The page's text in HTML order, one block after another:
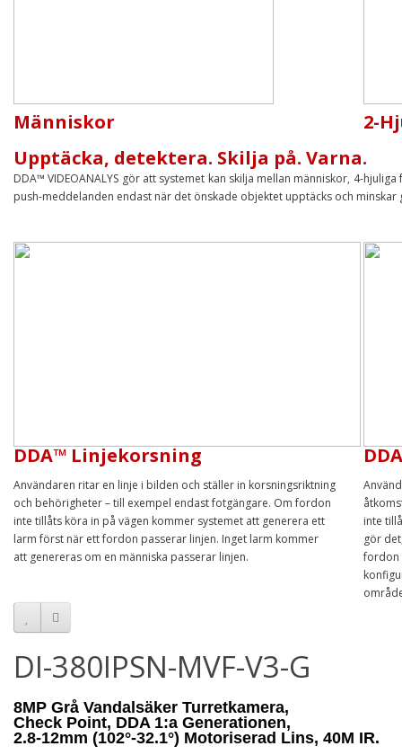
Människor
2-
Upptäcka, detektera. Skilja på. Varna.
DDA™ VIDEOANALYS gör att systemet kan skilja mellan människor, 4-
push-meddelanden endast när det önskade objektet upptäcks och
DDA™ Linjekorsning
Användaren ritar en linje i bilden och ställer in korsningsriktning
och behörigheter – till exempel endast fotgängare. Om fordon
inte tillåts köra in på vägen kommer systemet att generera ett
larm först när ett fordon passerar linjen. Inget larm kommer
att genereras om en människa passerar linjen.
inte
gör
fordon
DI-380IPSN-MVF-V3-G
8MP Grå Vandalsäker Turretkamera,
Check Point, DDA 1:a Generationen,
2.8-12mm (102°-32.1°) Motoriserad Lins, 40M IR.